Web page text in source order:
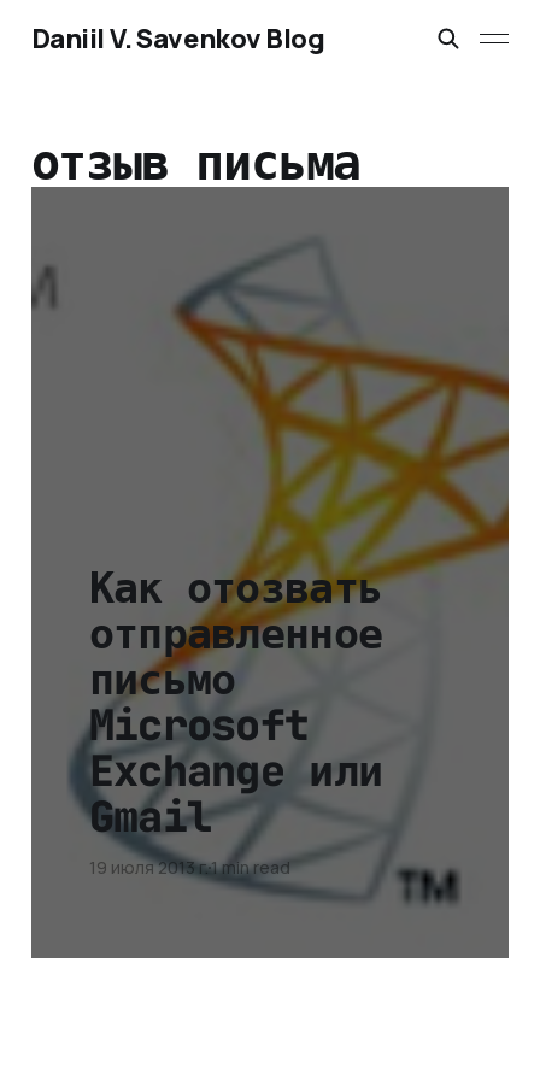
Daniil V. Savenkov Blog
отзыв письма
Как отозвать
отправленное
письмо
Microsoft
Exchange или
Gmail
19 июля 2013 г.1 min read